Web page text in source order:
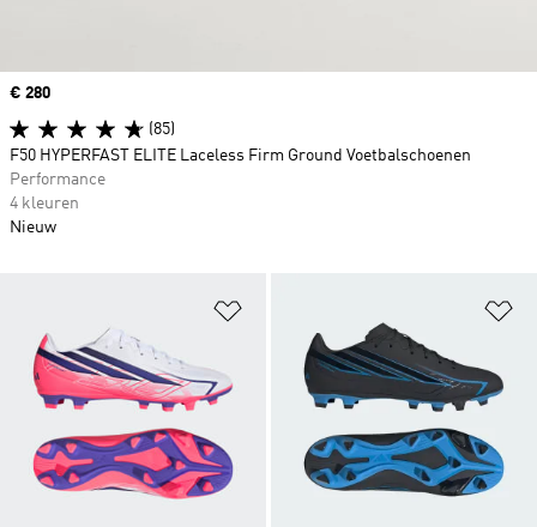
Price
€ 280
(85)
F50 HYPERFAST ELITE Laceless Firm Ground Voetbalschoenen
Performance
4 kleuren
Nieuw